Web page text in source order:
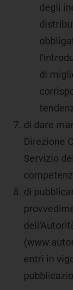
degli
di
di dare
Direzione
Servizio
di
entri in